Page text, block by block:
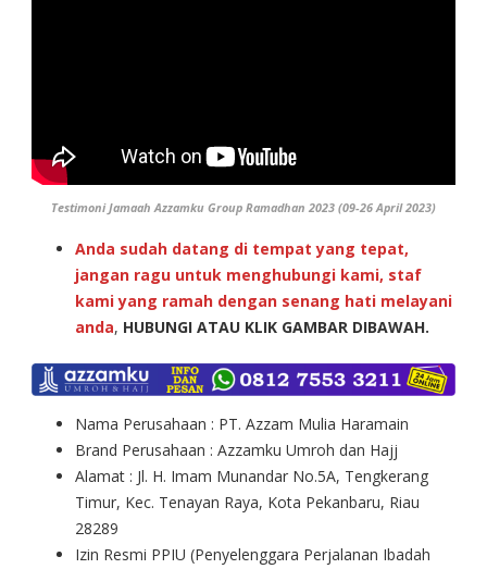
Testimoni Jamaah Azzamku Group Ramadhan 2023 (09-26 April 2023)
Anda sudah datang di tempat yang tepat,
jangan ragu untuk menghubungi kami, staf
kami yang ramah dengan senang hati melayani
anda, HUBUNGI ATAU KLIK GAMBAR DIBAWAH.
Nama Perusahaan : PT. Azzam Mulia Haramain
Brand Perusahaan : Azzamku Umroh dan Hajj
Alamat : Jl. H. Imam Munandar No.5A, Tengkerang
Timur, Kec. Tenayan Raya, Kota Pekanbaru, Riau
28289
Izin Resmi PPIU (Penyelenggara Perjalanan Ibadah